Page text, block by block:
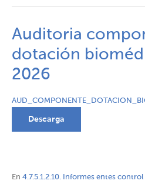
Auditoria
dotación
2026
Descarga
En 4.7.5.1.2.10. Informes entes